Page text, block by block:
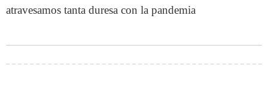
atravesamos tanta duresa con la pandemia